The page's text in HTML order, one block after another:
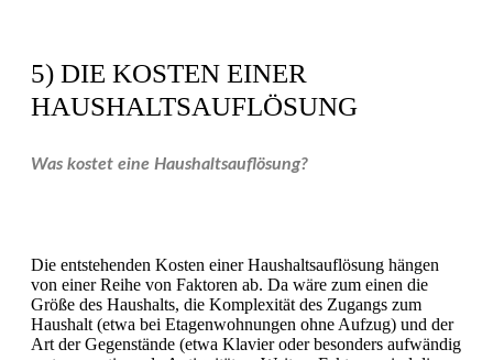
5) DIE KOSTEN EINER
HAUSHALTSAUFLÖSUNG
Was kostet eine Haushaltsauflösung?
Die entstehenden Kosten einer Haushaltsauflösung hängen
von einer Reihe von Faktoren ab. Da wäre zum einen die
Größe des Haushalts, die Komplexität des Zugangs zum
Haushalt (etwa bei Etagenwohnungen ohne Aufzug) und der
Art der Gegenstände (etwa Klavier oder besonders aufwändig